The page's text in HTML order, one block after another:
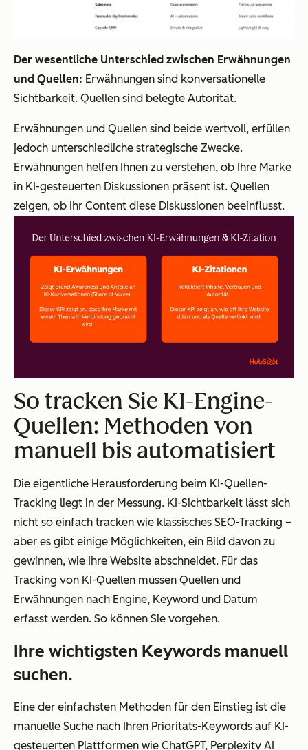
Der wesentliche Unterschied zwischen Erwähnungen
und Quellen: Erwähnungen sind konversationelle
Sichtbarkeit. Quellen sind belegte Autorität.
Erwähnungen und Quellen sind beide wertvoll, erfüllen
jedoch unterschiedliche strategische Zwecke.
Erwähnungen helfen Ihnen zu verstehen, ob Ihre Marke
in KI-gesteuerten Diskussionen präsent ist. Quellen
zeigen, ob Ihr Content diese Diskussionen beeinflusst.
So tracken Sie KI-Engine-
Quellen: Methoden von
manuell bis automatisiert
Die eigentliche Herausforderung beim KI-Quellen-
Tracking liegt in der Messung. KI-Sichtbarkeit lässt sich
nicht so einfach tracken wie klassisches SEO-Tracking –
aber es gibt einige Möglichkeiten, ein Bild davon zu
gewinnen, wie Ihre Website abschneidet. Für das
Tracking von KI-Quellen müssen Quellen und
Erwähnungen nach Engine, Keyword und Datum
erfasst werden. So können Sie vorgehen.
Ihre wichtigsten Keywords manuell
suchen.
Eine der einfachsten Methoden für den Einstieg ist die
manuelle Suche nach Ihren Prioritäts-Keywords auf KI-
gesteuerten Plattformen wie ChatGPT, Perplexity AI